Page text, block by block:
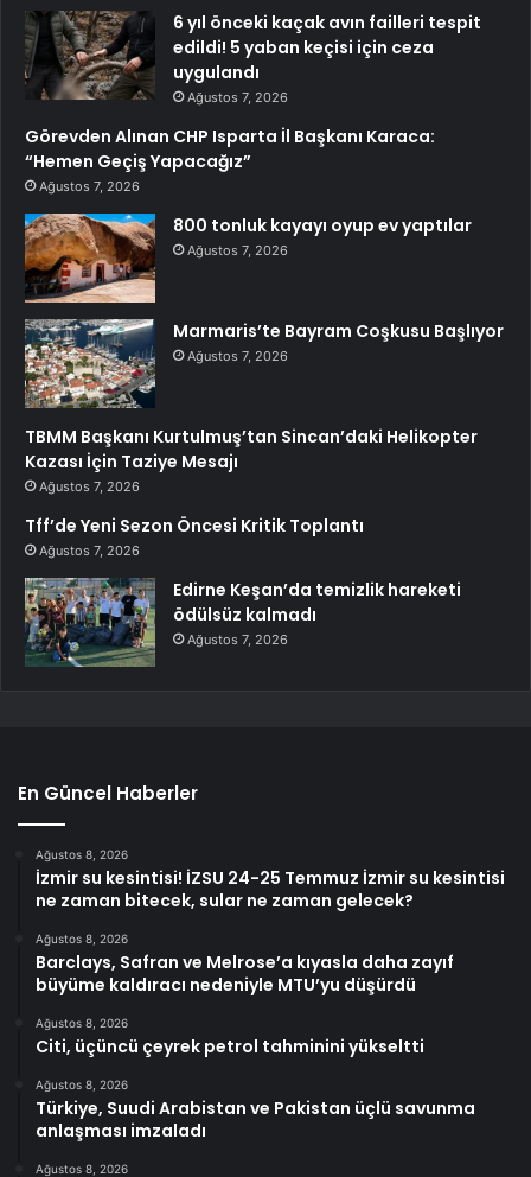
6 yıl önceki kaçak avın failleri tespit
edildi! 5 yaban keçisi için ceza
uygulandı
Ağustos 7, 2026
Görevden Alınan CHP Isparta İl Başkanı Karaca:
“Hemen Geçiş Yapacağız”
Ağustos 7, 2026
800 tonluk kayayı oyup ev yaptılar
Ağustos 7, 2026
Marmaris’te Bayram Coşkusu Başlıyor
Ağustos 7, 2026
TBMM Başkanı Kurtulmuş’tan Sincan’daki Helikopter
Kazası İçin Taziye Mesajı
Ağustos 7, 2026
Tff’de Yeni Sezon Öncesi Kritik Toplantı
Ağustos 7, 2026
Edirne Keşan’da temizlik hareketi
ödülsüz kalmadı
Ağustos 7, 2026
En Güncel Haberler
Ağustos 8, 2026
İzmir su kesintisi! İZSU 24-25 Temmuz İzmir su kesintisi
ne zaman bitecek, sular ne zaman gelecek?
Ağustos 8, 2026
Barclays, Safran ve Melrose’a kıyasla daha zayıf
büyüme kaldıracı nedeniyle MTU’yu düşürdü
Ağustos 8, 2026
Citi, üçüncü çeyrek petrol tahminini yükseltti
Ağustos 8, 2026
Türkiye, Suudi Arabistan ve Pakistan üçlü savunma
anlaşması imzaladı
Ağustos 8, 2026